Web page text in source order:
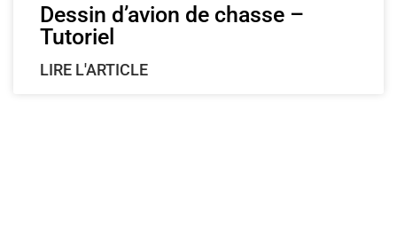
Dessin d’avion de chasse –
Tutoriel
LIRE L'ARTICLE